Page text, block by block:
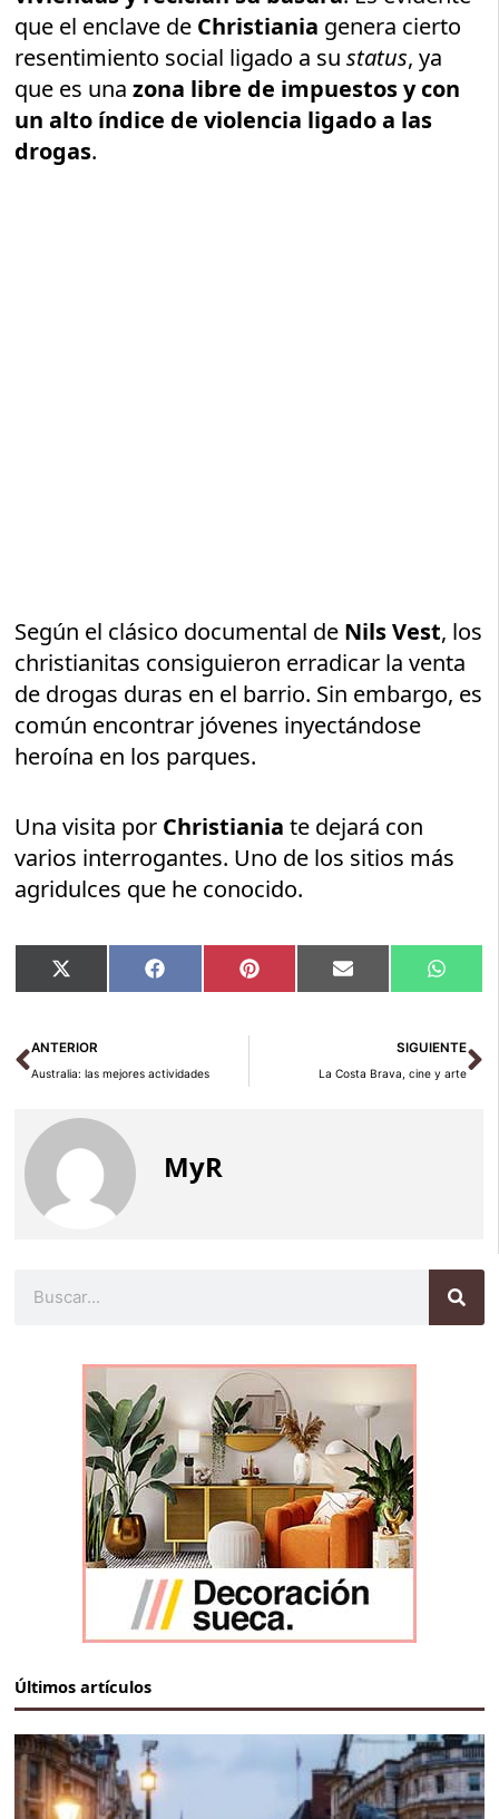
que el enclave de Christiania genera cierto
resentimiento social ligado a sustatus, ya
que es unazona libre de impuestos y con
un alto índice de violencia ligado a las
drogas.
Según el clásico documental de Nils Vest, los
christianitas consiguieron erradicar la venta
de drogas duras en el barrio. Sin embargo, es
común encontrar jóvenes inyectándose
heroína en los parques.
Una visita por Christiania te dejará con
varios interrogantes. Uno de los sitios más
agridulces que he conocido.
Compartir
en
X
(Twitter)
Compartir
en
Facebook Compartir
en
Pinterest Compartir
en
Email
en
Ant
ANTERIOR
Australia: las mejores actividades
SIGUIENTE
La Costa Brava, cine y arte
MyR
Últimos artículos